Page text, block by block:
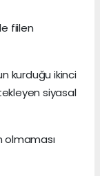
fiilen
kurduğu ikinci
siyasal
olmaması